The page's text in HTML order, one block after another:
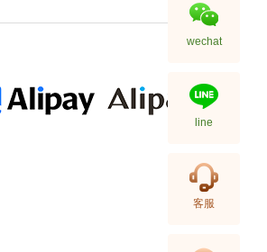
wechat
line
客服